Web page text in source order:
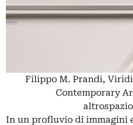
Filippo M. Prandi,
Contemporary
In un profluvio di immagini